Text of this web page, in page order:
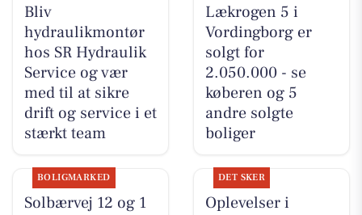
Bliv
hydraulikmontør
hos SR Hydraulik
Service og vær
med til at sikre
drift og service i et
stærkt team
Lækrogen 5 i
Vordingborg er
solgt for
2.050.000 - se
køberen og 5
andre solgte
boliger
BOLIGMARKED
Solbærvej 12 og 1
DET SKER
Oplevelser i